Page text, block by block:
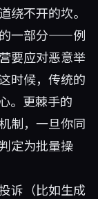
绕不开的坎。
一部分——例
要应对恶意举
时候，传统的
。更棘手的
制，一旦你同
定为批量操
诉（比如生成